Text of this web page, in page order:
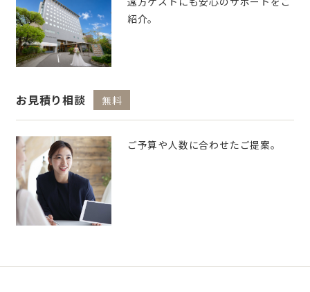
紹介。
お見積り相談 無料
ご予算や人数に合わせたご提案。